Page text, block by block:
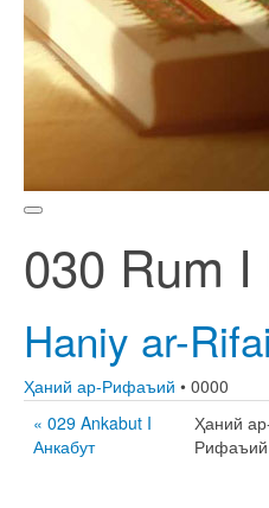
030 Rum
Haniy ar-
Ҳаний ар-Рифаъий • 0000
« 029 Ankabut I
Анкабут
Ҳаний